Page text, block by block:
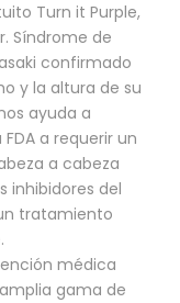
Turn it Purple,
Síndrome de
confirmado
y la altura de su
ayuda a
a requerir un
a cabeza
inhibidores del
tratamiento
médica
gama de